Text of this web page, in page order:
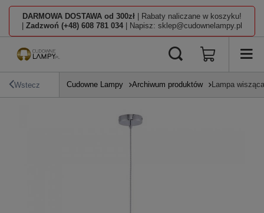
DARMOWA DOSTAWA od 300zł | Rabaty naliczane w koszyku!
Zadzwoń (+48) 608 781 034 | Napisz: sklep@cudownelampy.pl
Wstecz Cudowne Lampy Archiwum produktów Lampa